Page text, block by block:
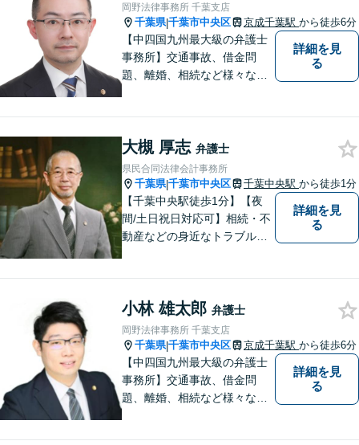
夜間相談可】
岡野法律事務所 千葉支店
千葉県|千葉市中央区 京成千葉駅 から徒歩6分
【中四国九州最大級の弁護士
事務所】交通事故、借金問
題、離婚、相続など様々な問
い！
詳細を見
る
大槻 厚志 弁護士
県民合同法律会計事務所
千葉県|千葉市中央区 千葉中央駅 から徒歩1分
【千葉中央駅徒歩1分】【夜
間/土日祝日対応可】相続・不
動産などの身近なトラブルに
え全力で実行します。まずは
ご相談ください。
詳細を見
る
小林 雄太郎 弁護士
岡野法律事務所 千葉支店
千葉県|千葉市中央区 京成千葉駅 から徒歩6分
【中四国九州最大級の弁護士
事務所】交通事故、借金問
題、離婚、相続など様々な問
詳細を見
る